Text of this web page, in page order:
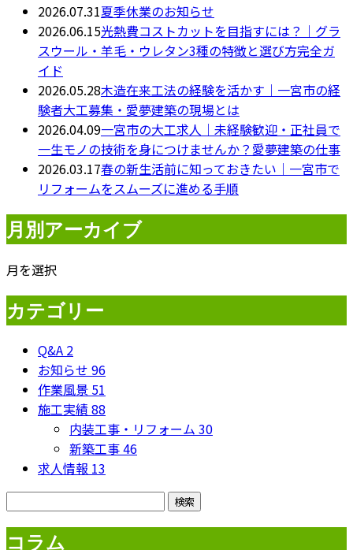
2026.07.31夏季休業のお知らせ
2026.06.15光熱費コストカットを目指すには？｜グラ
スウール・羊毛・ウレタン3種の特徴と選び方完全ガ
イド
2026.05.28木造在来工法の経験を活かす｜一宮市の経
験者大工募集・愛夢建築の現場とは
2026.04.09一宮市の大工求人｜未経験歓迎・正社員で
一生モノの技術を身につけませんか？愛夢建築の仕事
2026.03.17春の新生活前に知っておきたい｜一宮市で
リフォームをスムーズに進める手順
月別アーカイブ
月を選択
カテゴリー
Q&A 2
お知らせ 96
作業風景 51
施工実績88
内装工事・リフォーム 30
新築工事46
求人情報 13
コラム